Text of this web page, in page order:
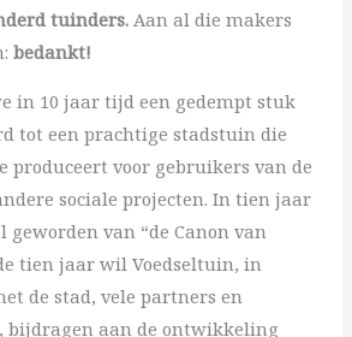
tuinders. Aan al die makers
bedankt!
in 10 jaar tijd een gedempt stuk
tot een prachtige stadstuin die
produceert voor gebruikers van de
sociale projecten. In tien jaar
geworden van “de Canon van
tien jaar wil Voedseltuin, in
de stad, vele partners en
bijdragen aan de ontwikkeling